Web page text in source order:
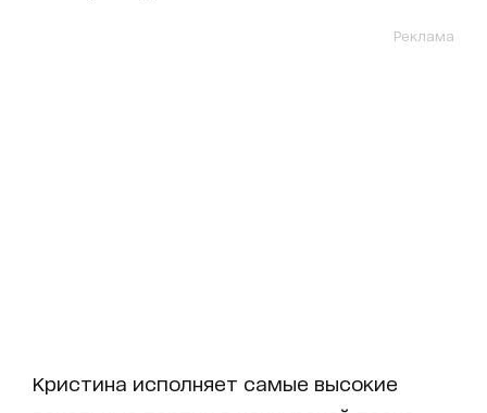
Реклама
Кристина исполняет самые высокие